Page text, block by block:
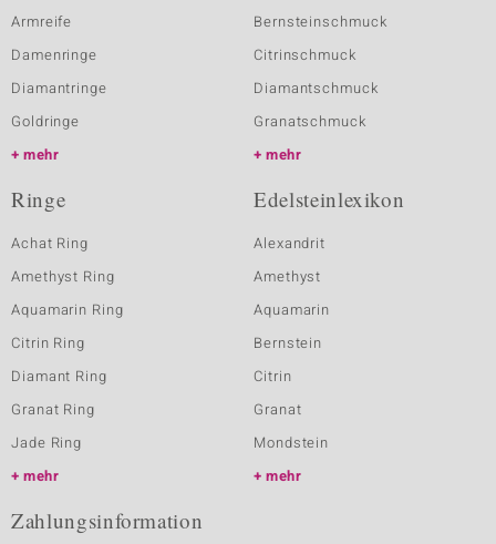
Armreife
Damenringe
Diamantringe
Goldringe
mehr
Bernsteinschmuck
Citrinschmuck
Diamantschmuck
Granatschmuck
mehr
Ringe
Achat Ring
Amethyst Ring
Aquamarin Ring
Citrin Ring
Diamant Ring
Granat Ring
Jade Ring
mehr
Edelsteinlexikon
Alexandrit
Amethyst
Aquamarin
Bernstein
Citrin
Granat
Mondstein
mehr
Zahlungsinformation